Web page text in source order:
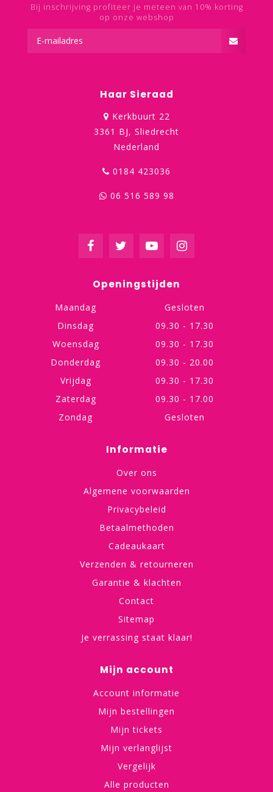
Bij inschrijving profiteer je meteen van 10% korting
op onze webshop
Haar Sieraad
Kerkbuurt 22
3361 BJ, Sliedrecht
Nederland
0184 423036
06 516 589 98
Openingstijden
Maandag
Gesloten
Dinsdag
09.30 - 17.30
Woensdag
09.30 - 17.30
Donderdag
09.30 - 20.00
Vrijdag
09.30 - 17.30
Zaterdag
09.30 - 17.00
Zondag
Gesloten
Informatie
Over ons
Algemene voorwaarden
Privacybeleid
Betaalmethoden
Cadeaukaart
Verzenden & retourneren
Garantie & klachten
Contact
Sitemap
Je verrassing staat klaar!
Mijn account
Account informatie
Mijn bestellingen
Mijn tickets
Mijn verlanglijst
Vergelijk
Alle producten